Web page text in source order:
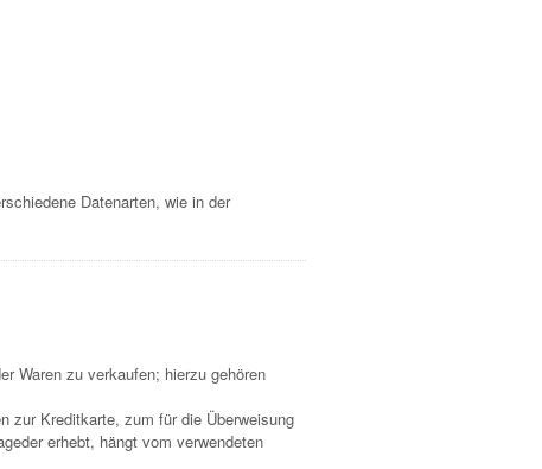
Datenarten, wie in der
Waren zu verkaufen; hierzu gehören
zur Kreditkarte, zum für die Überweisung
erhebt, hängt vom verwendeten